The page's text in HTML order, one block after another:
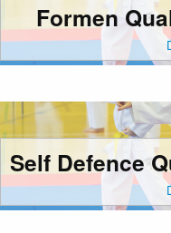
Formen
Self Defence